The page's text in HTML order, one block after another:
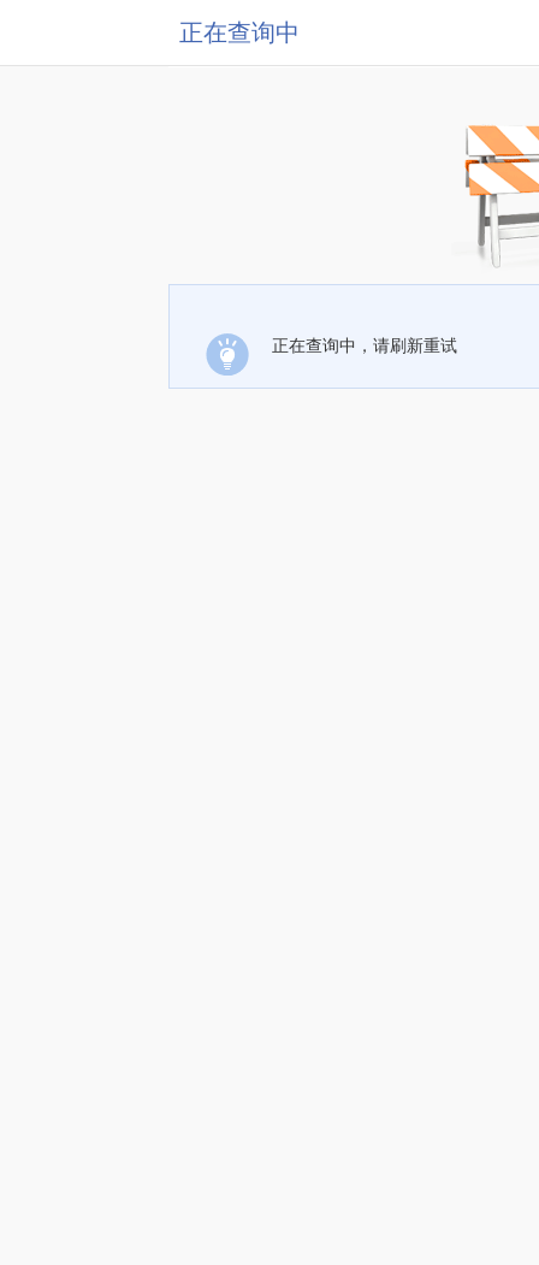
正在查询中
正在查询中，请刷新重试